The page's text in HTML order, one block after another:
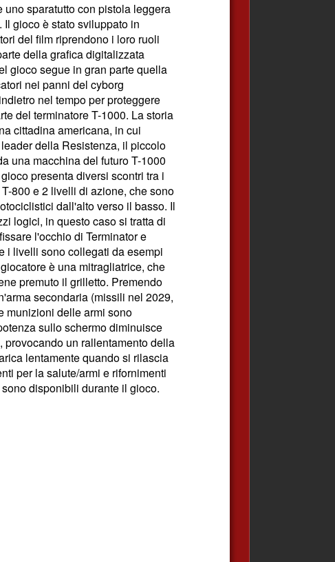
uno sparatutto con pistola leggera
gioco è stato sviluppato in
del film riprendono i loro ruoli
della grafica digitalizzata
gioco segue in gran parte quella
nei panni del cyborg
nel tempo per proteggere
del terminatore T-1000. La storia
cittadina americana, in cui
della Resistenza, il piccolo
una macchina del futuro T-1000
presenta diversi scontri tra i
800 e 2 livelli di azione, che sono
dall'alto verso il basso. Il
logici, in questo caso si tratta di
l'occhio di Terminator e
i livelli sono collegati da esempi
è una mitragliatrice, che
premuto il grilletto. Premendo
secondaria (missili nel 2029,
munizioni delle armi sono
sullo schermo diminuisce
un rallentamento della
lentamente quando si rilascia
per la salute/armi e rifornimenti
disponibili durante il gioco.